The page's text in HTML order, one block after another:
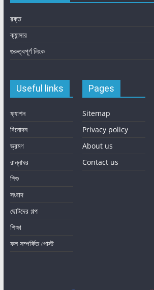
রক্ত
ক্যান্সার
গুরুত্বপূর্ণ লিংক
Useful links
ফ্যাশন
বিনোদন
ভ্রমণ
রান্নাঘর
শিশু
সংবাদ
ছোটদের গল্প
শিক্ষা
ফল সম্পর্কিত পোস্ট
Pages
Sitemap
Privacy policy
About us
Contact us